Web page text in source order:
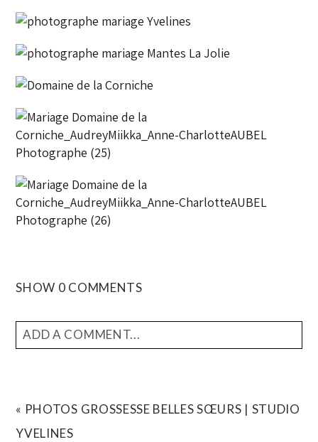
SHOW 0 COMMENTS
ADD A COMMENT...
« PHOTOS GROSSESSE BELLES SŒURS | STUDIO
YVELINES